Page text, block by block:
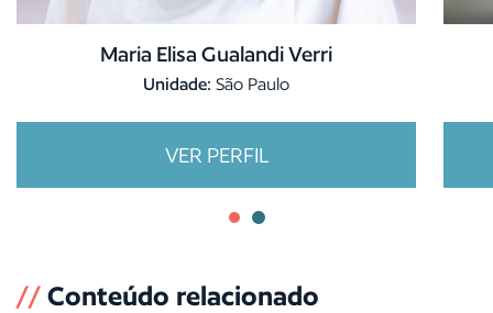
Maria Elisa Gualandi Verri
Unidade: São Paulo
VER PERFIL
// Conteúdo relacionado